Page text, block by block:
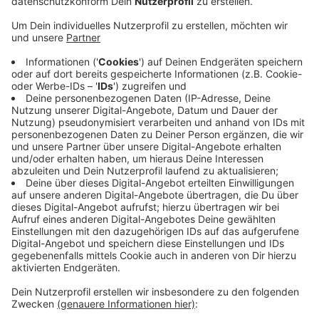
Region: Eine rund sieben Hektar große Wiesenfläche im
Städtedreieck Essen, Velbert und Hattingen soll ab
dem Sommer zu einer Aue werden. Das sind Flächen,
die bei Hochwasser überschwemmt werden. Sie
bieten besonders vielen Arten einen Lebensraum.
So sollen sich beispielsweise Amphibien und Libellen
ansiedeln können. Dort verläuft auch der Deilbach, ein
Nebengewässer der Ruhr. Außerdem führt ein
vergangenes Jahr gebauter Radweg durch das Gebiet.
Für die Projektabstimmung mussten städte- und
kreisübergreifend mehrere Behörden
zusammenarbeiten und zustimmen.
Anzeige